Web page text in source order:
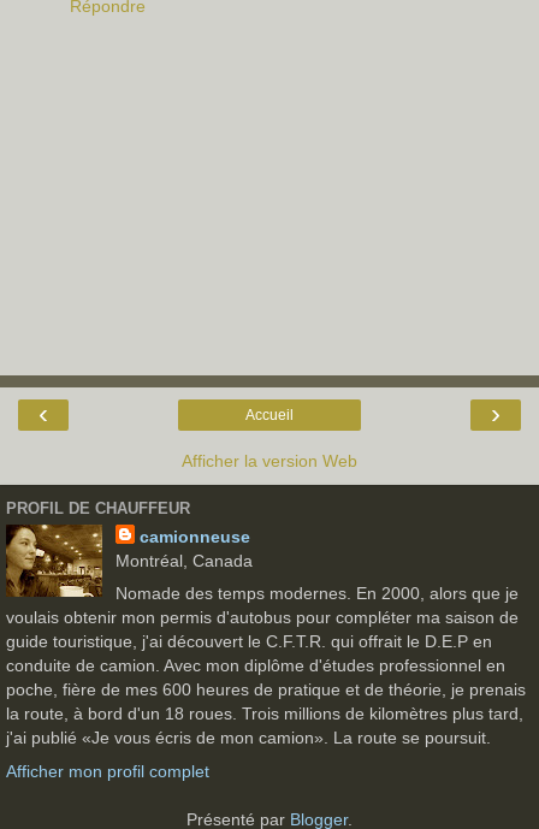
Répondre
‹ ›
Accueil
Afficher la version Web
PROFIL DE CHAUFFEUR
camionneuse
Montréal, Canada
Nomade des temps modernes. En 2000, alors que je
voulais obtenir mon permis d'autobus pour compléter ma saison de
guide touristique, j'ai découvert le C.F.T.R. qui offrait le D.E.P en
conduite de camion. Avec mon diplôme d'études professionnel en
poche, fière de mes 600 heures de pratique et de théorie, je prenais
la route, à bord d'un 18 roues. Trois millions de kilomètres plus tard,
j'ai publié «Je vous écris de mon camion». La route se poursuit.
Afficher mon profil complet
Présenté par Blogger.